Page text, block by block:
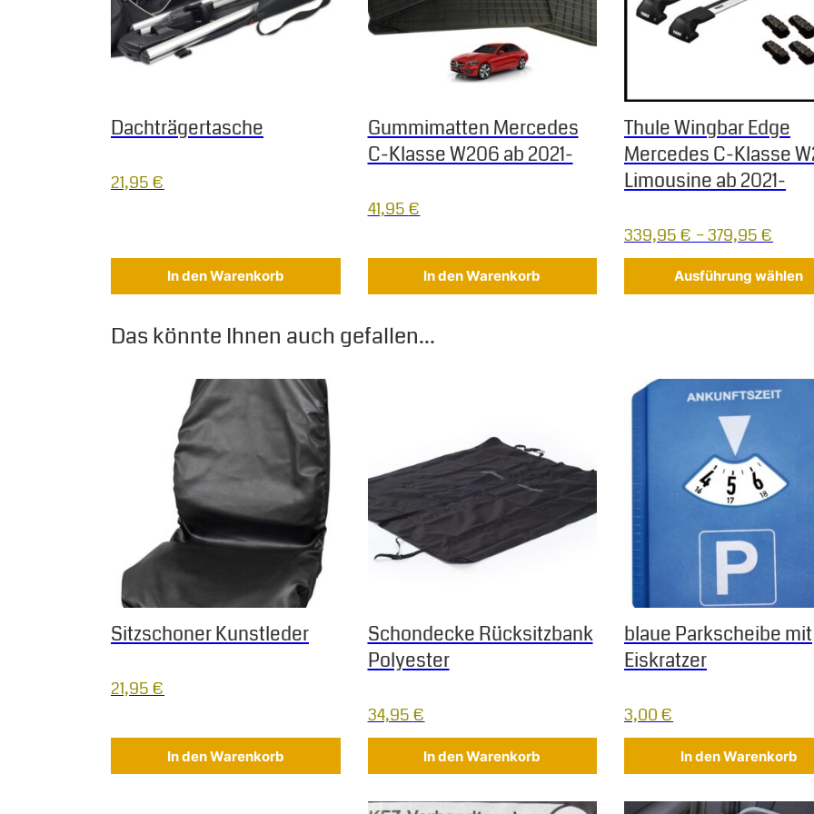
Dachträgertasche
21,95€
In den Warenkorb
Gummimatten Mercedes
C-Klasse W206 ab 2021-
41,95€
In den Warenkorb
Thule Wingbar Edge
Mercedes C-Klasse
Limousine ab 2021-
339,95€ –379,95€
Ausführung wählen
Das könnte Ihnen auch gefallen...
Sitzschoner Kunstleder
21,95€
In den Warenkorb
Schondecke Rücksitzbank
Polyester
34,95€
In den Warenkorb
blaue Parkscheibe mit
Eiskratzer
3,00€
In den Warenkorb